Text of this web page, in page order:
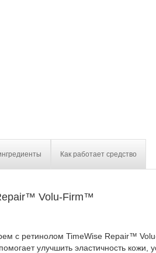
Как работает средство
Volu-Firm™
с ретинолом TimeWise Repair™
улучшить эластичность кожи,